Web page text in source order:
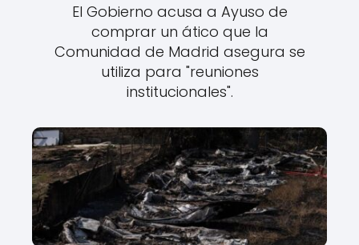
El Gobierno acusa a Ayuso de
comprar un ático que la
Comunidad de Madrid asegura se
utiliza para "reuniones
institucionales".